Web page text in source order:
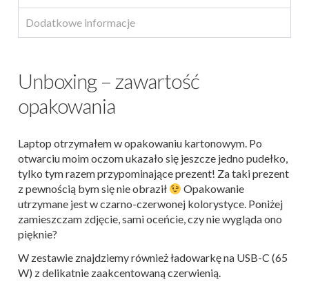
Dodatkowe informacje
Unboxing – zawartość
opakowania
Laptop otrzymałem w opakowaniu kartonowym. Po
otwarciu moim oczom ukazało się jeszcze jedno pudełko,
tylko tym razem przypominające prezent! Za taki prezent
z pewnością bym się nie obraził
Opakowanie
utrzymane jest w czarno-czerwonej kolorystyce. Poniżej
zamieszczam zdjęcie, sami oceńcie, czy nie wygląda ono
pięknie?
W zestawie znajdziemy również ładowarkę na USB-C (65
W) z delikatnie zaakcentowaną czerwienią.